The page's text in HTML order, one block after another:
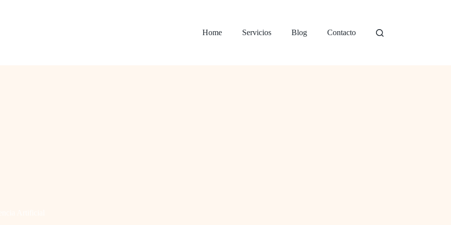
Home
Servicios Blog Contacto